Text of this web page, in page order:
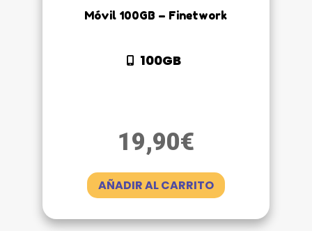
Móvil 100GB – Finetwork
100GB
19,90€
AÑADIR AL CARRITO